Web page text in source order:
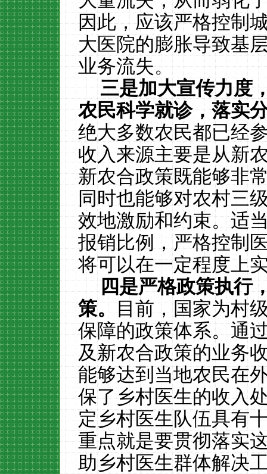
因此，应该严格控制
大医院的膨胀导致基
业务流失。
三是加大宣传力度
农民科学就诊，落实
绝大多数农民都已经
收入来源主要是从新
新农合政策既能够非
同时也能够对农村三
效地激励和约束。适
报销比例，严格控制
将可以在一定程度上
四是严格政策执行
策。目前，国家为村
保障的政策体系。通
及新农合政策的业务
能够达到当地农民在
保了乡村医生的收入
定乡村医生队伍具有
重点就是要贯彻落实
助乡村医生群体解决